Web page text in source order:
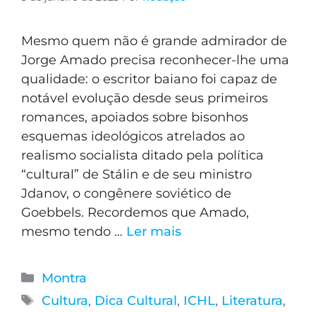
Mesmo quem não é grande admirador de
Jorge Amado precisa reconhecer-lhe uma
qualidade: o escritor baiano foi capaz de
notável evolução desde seus primeiros
romances, apoiados sobre bisonhos
esquemas ideológicos atrelados ao
realismo socialista ditado pela política
“cultural” de Stálin e de seu ministro
Jdanov, o congênere soviético de
Goebbels. Recordemos que Amado,
mesmo tendo … Ler mais
Montra
Cultura, Dica Cultural, ICHL, Literatura,